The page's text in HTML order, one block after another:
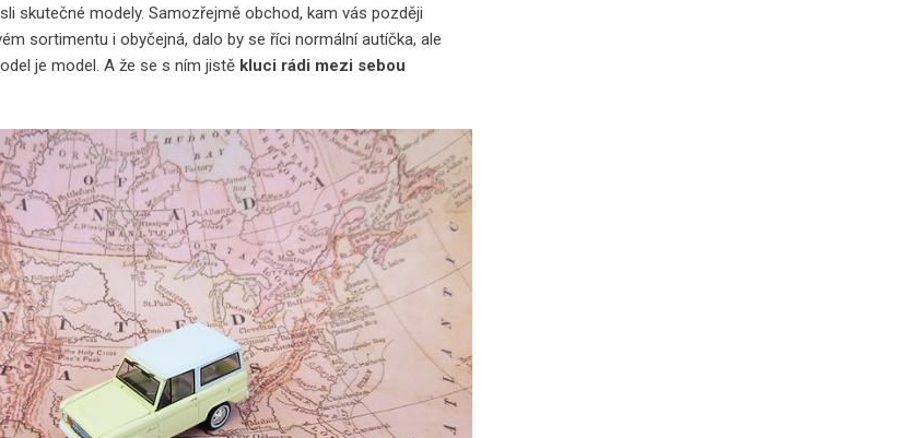
skutečné modely. Samozřejmě obchod, kam vás později
sortimentu i obyčejná, dalo by se říci normální autíčka, ale
je model. A že se s ním jistě kluci rádi mezi sebou